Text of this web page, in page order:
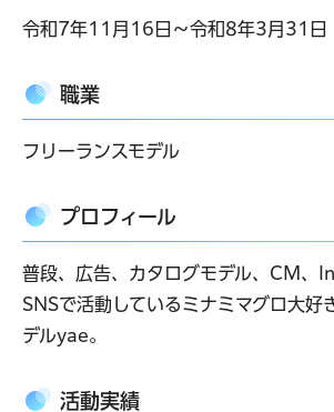
令和7年11月16日～令和8年3月31日
職業
フリーランスモデル
プロフィール
普段、広告、カタログモデル、CM、
SNSで活動しているミナミマグロ大好
デルyae。
活動実績